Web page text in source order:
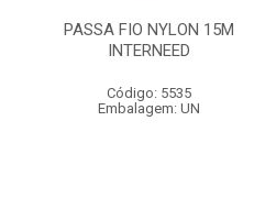
PASSA FIO NYLON 15M
INTERNEED
Código: 5535
Embalagem: UN